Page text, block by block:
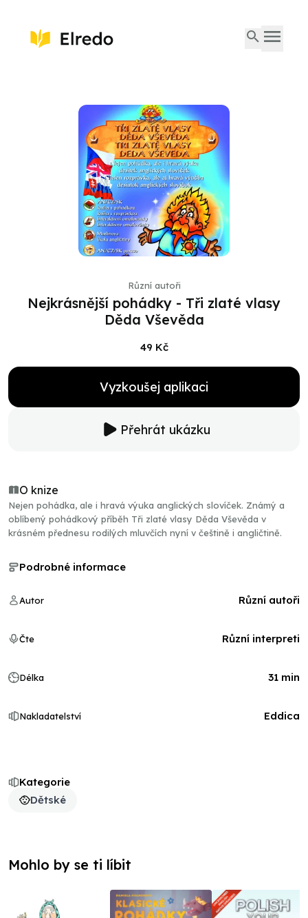
Různí autoři
Nejkrásnější pohádky - Tři zlaté vlasy
Děda Vševěda
49 Kč
Vyzkoušej aplikaci
Přehrát ukázku
O knize
Nejen pohádka, ale i hravá výuka anglických slovíček. Známý a
oblíbený pohádkový příběh Tři zlaté vlasy Děda Vševěda v
krásném přednesu rodilých mluvčích nyní v češtině i angličtině.
Kategorie
Dětské
Podrobné informace
Autor Různí autoři
Čte Různí interpreti
Délka 31 min
Nakladatelství Eddica
Mohlo by se ti líbit